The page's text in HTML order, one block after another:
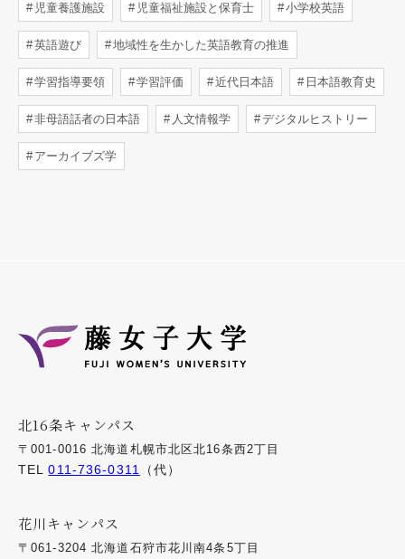
児童養護施設 児童福祉施設と保育士 小学校英語
英語遊び 地域性を生かした英語教育の推進
学習指導要領 学習評価 近代日本語 日本語教育史
非母語話者の日本語 人文情報学 デジタルヒストリー
アーカイブズ学
北16条キャンパス
〒001-0016 北海道札幌市北区北16条西2丁目
TEL011-736-0311 （代）
花川キャンパス
〒061-3204 北海道石狩市花川南4条5丁目